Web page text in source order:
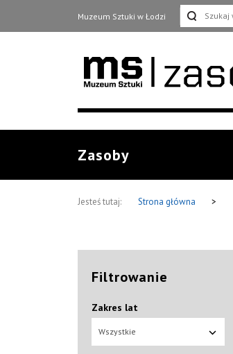
Muzeum Sztuki w Łodzi
Zasoby
Jesteś tutaj: Strona główna >
Filtrowanie
Zakres lat
Wszystkie